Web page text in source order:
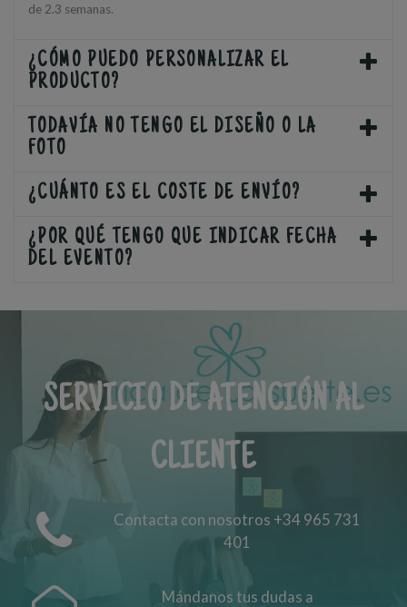
de 2.3 semanas.
¿CÓMO PUEDO PERSONALIZAR EL
PRODUCTO?
TODAVÍA NO TENGO EL DISEÑO O LA
FOTO
¿CUÁNTO ES EL COSTE DE ENVÍO?
¿POR QUÉ TENGO QUE INDICAR FECHA
DEL EVENTO?
SERVICIO DE ATENCIÓN AL
CLIENTE
Contacta con nosotros +34 965 731
401
Mándanos tus dudas a